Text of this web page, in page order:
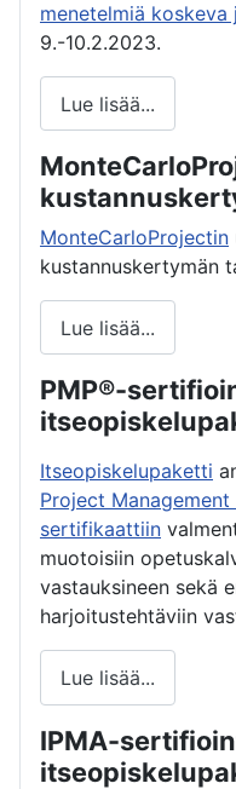
menetelmiä koskeva
9.-10.2.2023.
Lue lisää...
MonteCarloProjectin
kustannuskertymän
Lue lisää...
PMP®-
Itseopiskelupaketti
Project
sertifikaattiin
muotoisiin
vastauksineen sekä
harjoitustehtäviin
Lue lisää...
IPMA-